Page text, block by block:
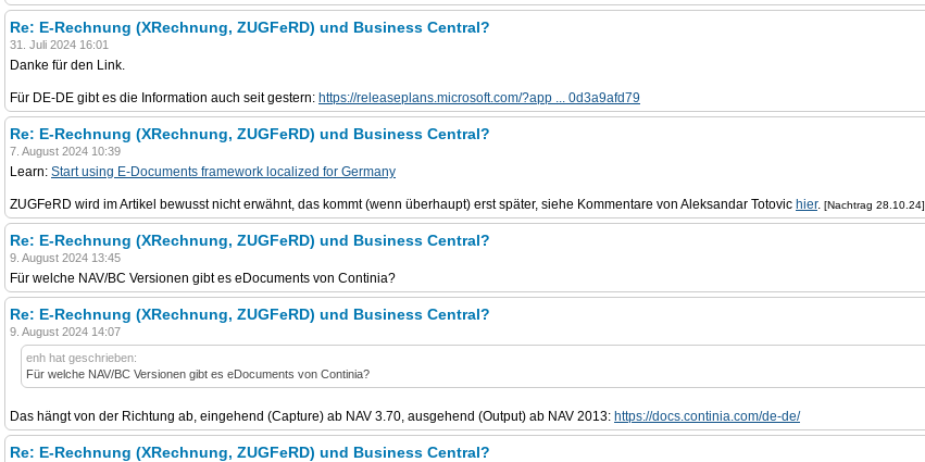
Re: E-Rechnung (XRechnung, ZUGFeRD) und Business Central?
31. Juli 2024 16:01
Danke für den Link.
Für DE-DE gibt es die Information auch seit gestern: https://releaseplans.microsoft.com/?app ... 0d3a9afd79
Re: E-Rechnung (XRechnung, ZUGFeRD) und Business Central?
7. August 2024 10:39
Learn: Start using E-Documents framework localized for Germany
ZUGFeRD wird im Artikel bewusst nicht erwähnt, das kommt (wenn überhaupt) erst später, siehe Kommentare von Aleksandar Totovic hier. [Nachtrag 28.10.24]
Re: E-Rechnung (XRechnung, ZUGFeRD) und Business Central?
9. August 2024 13:45
Für welche NAV/BC Versionen gibt es eDocuments von Continia?
Re: E-Rechnung (XRechnung, ZUGFeRD) und Business Central?
9. August 2024 14:07
enh hat geschrieben:
Für welche NAV/BC Versionen gibt es eDocuments von Continia?
Das hängt von der Richtung ab, eingehend (Capture) ab NAV 3.70, ausgehend (Output) ab NAV 2013: https://docs.continia.com/de-de/
Re: E-Rechnung (XRechnung, ZUGFeRD) und Business Central?